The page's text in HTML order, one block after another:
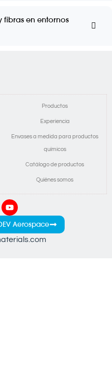
fibras en entornos
Productos
Experiencia
Envases a medida para productos
químicos
Catálogo de productos
Quiénes somos
Aerospace